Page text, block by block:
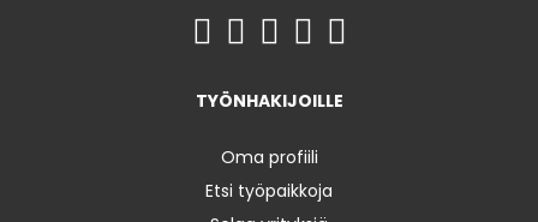
TYÖNHAKIJOILLE
Oma profiili
Etsi työpaikkoja